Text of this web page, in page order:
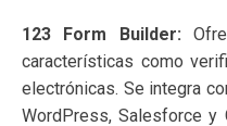
123 Form Builder:
características como
electrónicas. Se integra
WordPress, Salesforce y